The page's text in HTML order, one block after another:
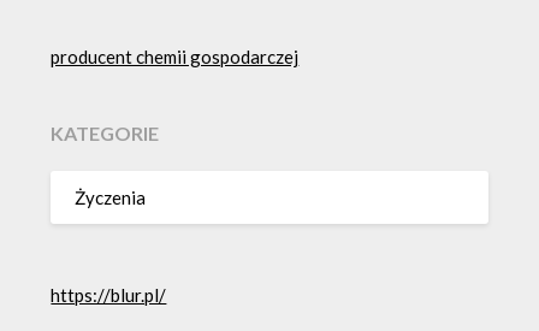
producent chemii gospodarczej
KATEGORIE
Życzenia
https://blur.pl/